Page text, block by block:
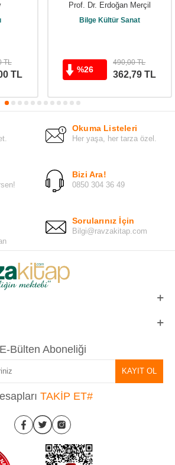
TL
TL
Prof. Dr. Erdoğan Merçil
Bilge Kültür Sanat
%26
490,00TL
362,79 TL
Okuma Listeleri
Her yaşa, her tarza özel.
Bizi Ara!
0850 304 36 49
Sorularınız İçin
Bilgi@ravzakitap.com
E-Bülten Aboneliği
KAYIT OL
TAKİP ET#